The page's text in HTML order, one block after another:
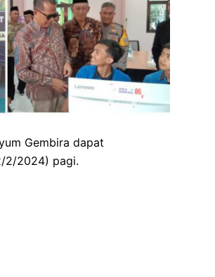
Gembira dapat
2/2024) pagi.